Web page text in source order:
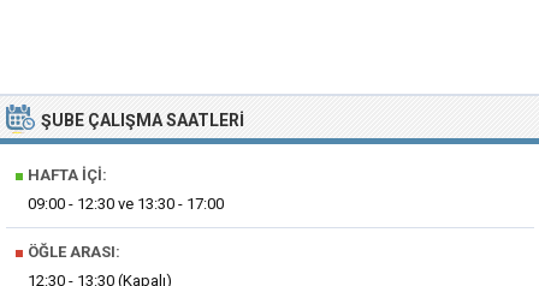
ŞUBE ÇALIŞMA SAATLERI
■ HAFTA İÇI:
09:00 - 12:30 ve 13:30 - 17:00
■ ÖĞLE ARASI:
12:30 - 13:30 (Kapalı)